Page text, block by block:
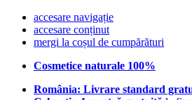
accesare navigație
accesare conținut
mergi la coșul de cumpărături
Cosmetice naturale 100%
România: Livrare standard